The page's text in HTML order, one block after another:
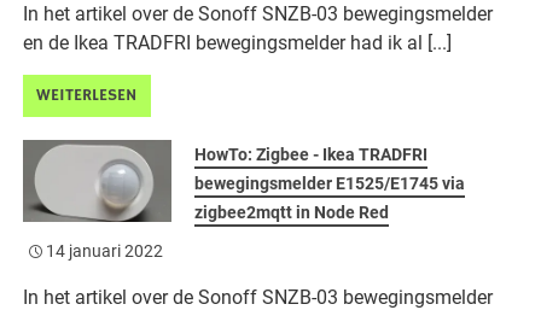
In het artikel over de Sonoff SNZB-03 bewegingsmelder
en de Ikea TRADFRI bewegingsmelder had ik al [...]
WEITERLESEN
HowTo: Zigbee - Ikea TRADFRI
bewegingsmelder E1525/E1745 via
zigbee2mqtt in Node Red
14 januari 2022
In het artikel over de Sonoff SNZB-03 bewegingsmelder